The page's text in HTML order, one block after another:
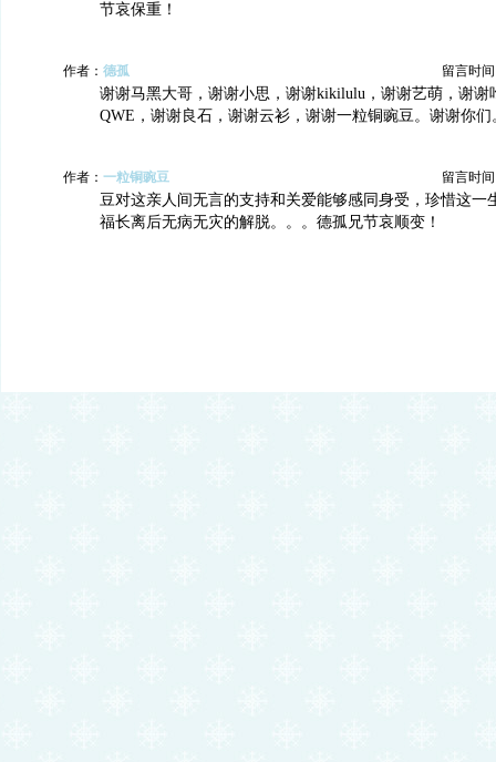
节哀保重！
作者： 德孤 留言时间
谢谢马黑大哥，谢谢小思，谢谢kikilulu，谢谢艺萌，谢谢
QWE，谢谢良石，谢谢云衫，谢谢一粒铜豌豆。谢谢你们
作者： 一粒铜豌豆 留言时间
豆对这亲人间无言的支持和关爱能够感同身受，珍惜这一
福长离后无病无灾的解脱。。。德孤兄节哀顺变！